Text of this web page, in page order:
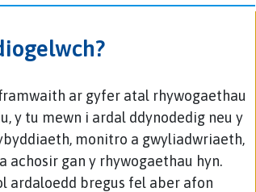
ar gyfer atal rhywogaethau
y tu mewn i ardal ddynodedig neu y
monitro a gwyliadwriaeth,
achosir gan y rhywogaethau hyn.
ardaloedd bregus fel aber afon